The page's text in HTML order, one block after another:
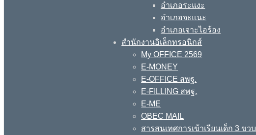
อำเภอระแงะ
อำเภอจะแนะ
อำเภอเจาะไอร้อง
สำนักงานอิเล็กทรอนิกส์
My OFFICE 2569
E-MONEY
E-OFFICE สพฐ.
E-FILLING สพฐ.
E-ME
OBEC MAIL
สารสนเทศการเข้าเรียนเด็ก 3 ขวบ